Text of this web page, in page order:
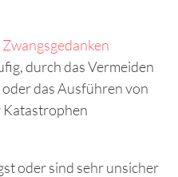
Zwangsgedanken
durch das Vermeiden
das Ausführen von
Katastrophen
oder sind sehr unsicher